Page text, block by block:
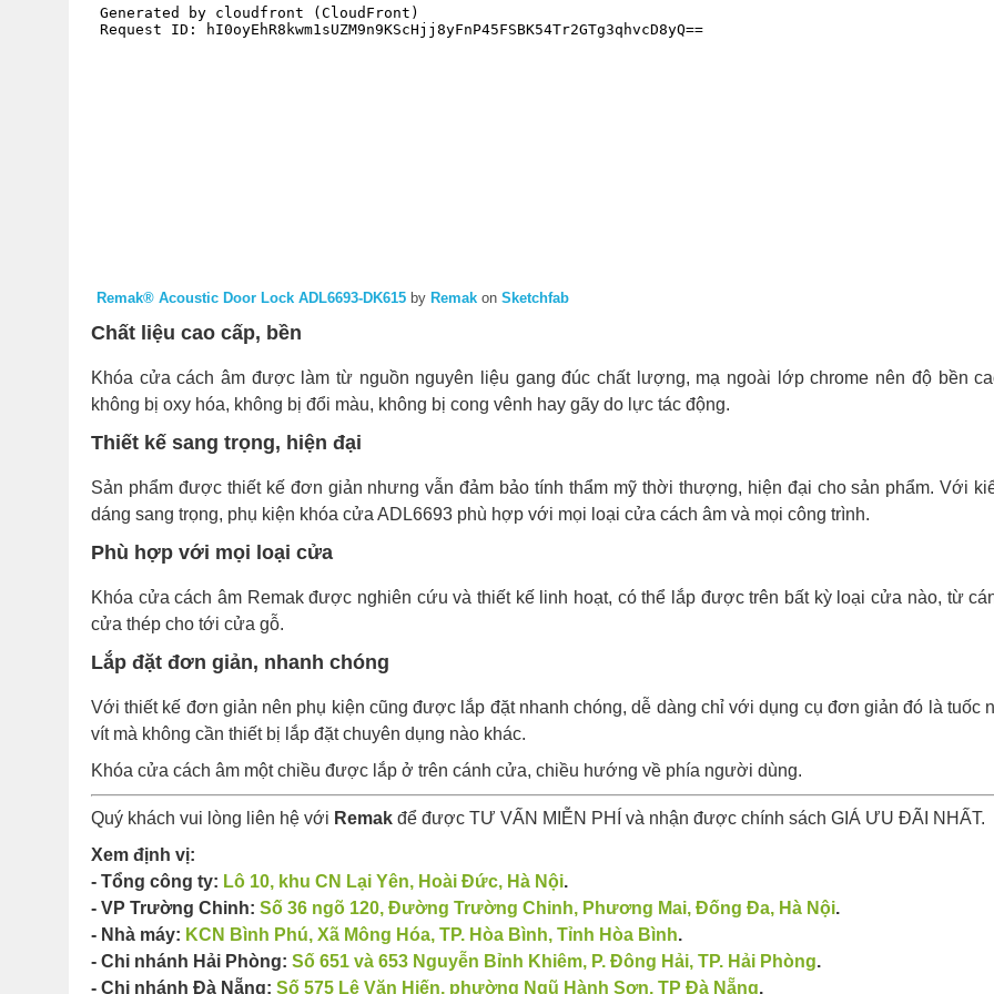
Remak® Acoustic Door Lock ADL6693-DK615 by Remak on Sketchfab
Chất liệu cao cấp, bền
Khóa cửa cách âm được làm từ nguồn nguyên liệu gang đúc chất lượng, mạ ngoài lớp chrome nên độ bền
không bị oxy hóa, không bị đổi màu, không bị cong vênh hay gãy do lực tác động.
Thiết kế sang trọng, hiện đại
Sản phẩm được thiết kế đơn giản nhưng vẫn đảm bảo tính thẩm mỹ thời thượng, hiện đại cho sản phẩm. Với
dáng sang trọng, phụ kiện khóa cửa ADL6693 phù hợp với mọi loại cửa cách âm và mọi công trình.
Phù hợp với mọi loại cửa
Khóa cửa cách âm Remak được nghiên cứu và thiết kế linh hoạt, có thể lắp được trên bất kỳ loại cửa nào, từ
cửa thép cho tới cửa gỗ.
Lắp đặt đơn giản, nhanh chóng
Với thiết kế đơn giản nên phụ kiện cũng được lắp đặt nhanh chóng, dễ dàng chỉ với dụng cụ đơn giản đó là tuốc
vít mà không cần thiết bị lắp đặt chuyên dụng nào khác.
Khóa cửa cách âm một chiều được lắp ở trên cánh cửa, chiều hướng về phía người dùng.
Quý khách vui lòng liên hệ với Remak để được TƯ VẤN MIỄN PHÍ và nhận được chính sách GIÁ ƯU ĐÃI NHẤT.
Xem định vị:
- Tổng công ty: Lô 10, khu CN Lại Yên, Hoài Đức, Hà Nội.
- VP Trường Chinh: Số 36 ngõ 120, Đường Trường Chinh, Phương Mai, Đống Đa, Hà Nội​​.
- Nhà máy: KCN Bình Phú, Xã Mông Hóa, TP. Hòa Bình, Tỉnh Hòa Bình.
- Chi nhánh Hải Phòng: Số 651 và 653 Nguyễn Bỉnh Khiêm, P. Đông Hải, TP. Hải Phòng.
- Chi nhánh Đà Nẵng: Số 575 Lê Văn Hiến, phường Ngũ Hành Sơn, TP Đà Nẵng.